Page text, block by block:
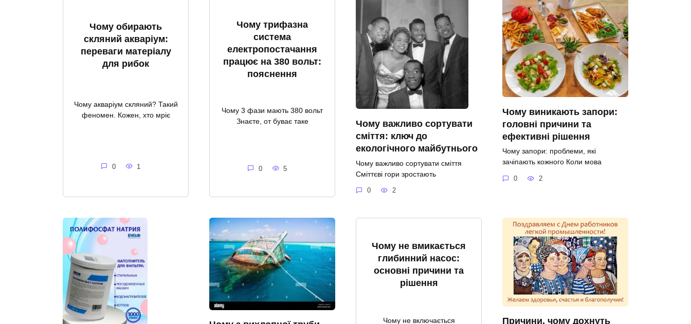
Чому обирають
скляний акваріум:
переваги матеріалу
для рибок
Чому акваріум скляний? Такий
феномен. Кожен, хто мріє
0 1
Чому трифазна
система
електропостачання
працює на 380 вольт:
пояснення
Чому 3 фази мають 380 вольт
Знаєте, от буває таке
0 5
Чому важливо сортувати
сміття: ключ до
екологічного майбутнього
Чому важливо сортувати сміття
Сміттєві гори зростають
0 2
Чому виникають запори:
головні причини та
ефективні рішення
Чому запори: проблеми, які
зачіпають кожного Коли мова
0 2
Чому не вмикається
глибинний насос:
основні причини та
рішення
Чому не включається Причини, чому дохнуть